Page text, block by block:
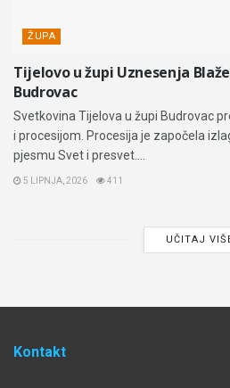
ŽUPA
Tijelovo u župi Uznesenja
Budrovac
Svetkovina Tijelova u župi Budrovac
i procesijom. Procesija je započela
pjesmu Svet i presvet....
5 LIPNJA, 2026 411
UČITAJ
Kontakt